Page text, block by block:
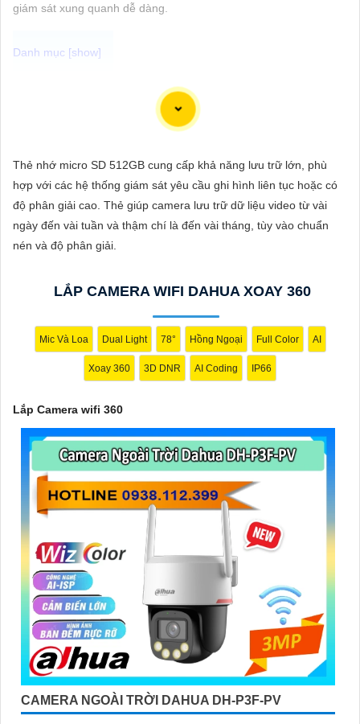
KIỆN
VẤN
DỊCH
VỤ
giám sát xung quanh dễ dàng.
Để giúp bạn tìm hiểu về lắp Camera wifi 360 và giải pháp phù
hợp, dưới đây là một số thông tin và lời khuyên mà Từng công
khả năng lưu trữ hình ảnh/video.
Giải pháp lắp đặt Camera wifi 360 phù hợp sẽ phụ thuộc
vào nhu cầu cụ thể của bạn, ví dụ như giám sát gia đình, văn
phòng, cửa hàng, hay nơi công cộng. Bạn cần xác định vị trí lắp
đặt, số lượng camera cần thiết, và tính năng mà bạn mong
4:
hiểu kỹ về các sản phẩm có sẵn trên thị trường, đánh giá từ
người dùng, tư vấn của chuyên gia, và chọn lựa sản phẩm phù
hợp với nhu cầu và ngân sách của mình.
Hy vọng những thông tin trên sẽ giúp bạn có cái nhìn tổng quan
về lắp Camera wifi 360 và giải pháp phù hợp cho nhu cầu của
mình. Nếu bạn cần thêm thông tin hoặc hỏi về sản phẩm cụ thể,
đừng ngần ngại để lại câu hỏi Cung cấp cho công trình biết.
Thẻ nhớ micro SD 512GB cung cấp khả năng lưu trữ lớn, phù
hợp với các hệ thống giám sát yêu cầu ghi hình liên tục hoặc có
độ phân giải cao. Thẻ giúp camera lưu trữ dữ liệu video từ vài
ngày đến vài tuần và thậm chí là đến vài tháng, tùy vào chuẩn
nén và độ phân giải.
LẮP CAMERA WIFI DAHUA XOAY 360
Mic Và Loa Dual Light 78° Hồng Ngoại Full Color AI
Xoay 360 3D DNR AI Coding IP66
Lắp Camera wifi 360
CAMERA NGOÀI TRỜI DAHUA DH-P3F-PV